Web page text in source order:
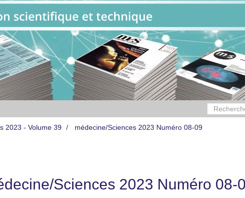
2023 - Volume 39
médecine/Sciences 2023 Numéro 08-09
Sciences 2023 Numéro 08-